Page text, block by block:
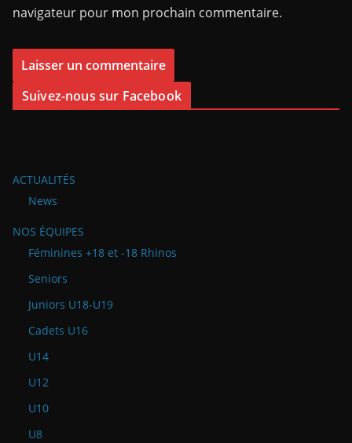
navigateur pour mon prochain commentaire.
Suivez-nous sur Facebook
ACTUALITÉS
News
NOS ÉQUIPES
Féminines +18 et -18 Rhinos
Seniors
Juniors U18-U19
Cadets U16
U14
U12
U10
U8